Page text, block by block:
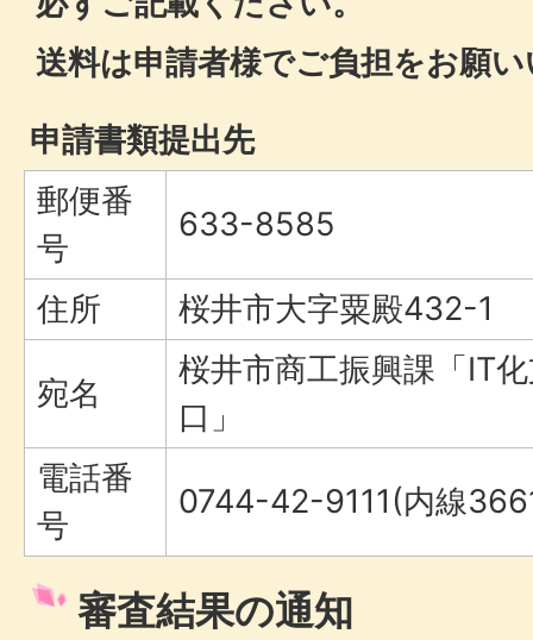
送料は申請者様でご負担をお願
申請書類提出先
郵便番
号
633-8585
住所 桜井市大字粟殿432-1
宛名
桜井市商工振興課「IT
口」
電話番
号
0744-42-9111(内線
審査結果の通知